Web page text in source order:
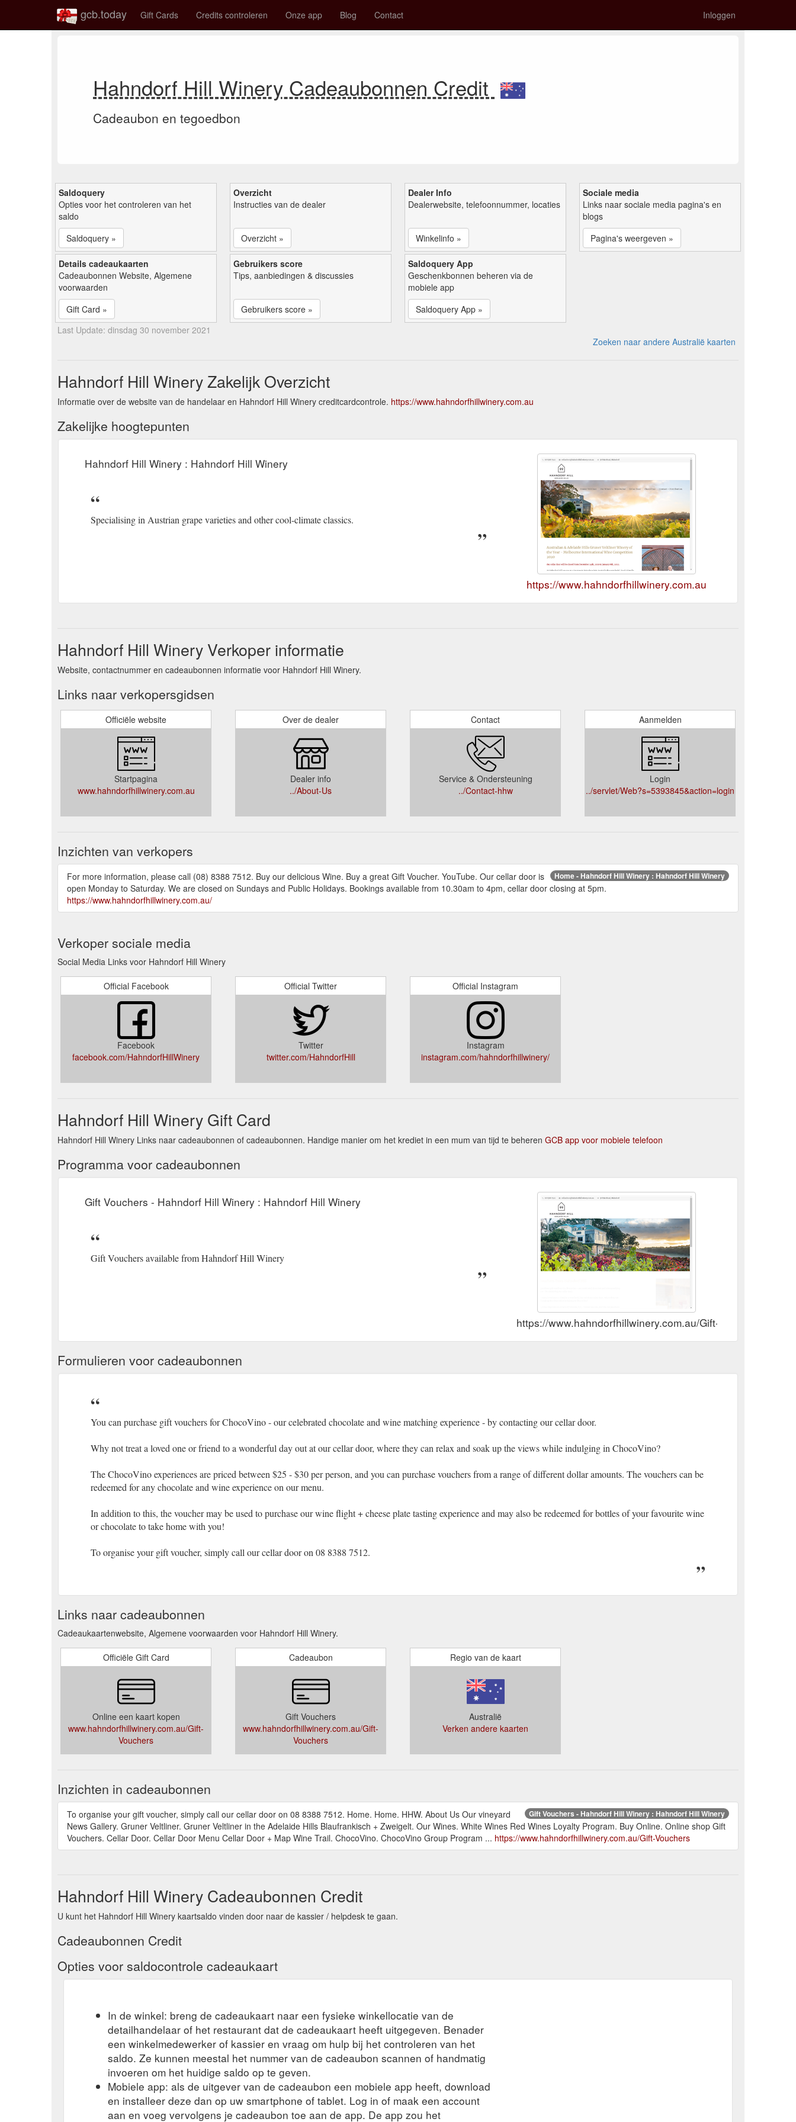
gcb.today Gift Cards Credits controleren Onze app Blog Contact Inloggen
Hahndorf Hill Winery Cadeaubonnen Credit
Cadeaubon en tegoedbon
Saldoquery
Opties voor het controleren van het
saldo
Saldoquery »
Overzicht
Instructies van de dealer
Overzicht »
Dealer Info
Dealerwebsite, telefoonnummer, locaties
Winkelinfo »
Sociale media
Links naar sociale media pagina's en
blogs
Pagina's weergeven »
Details cadeaukaarten
Cadeaubonnen Website, Algemene
voorwaarden
Gift Card »
Gebruikers score
Tips, aanbiedingen & discussies
Gebruikers score »
Saldoquery App
Geschenkbonnen beheren via de
mobiele app
Saldoquery App »
Last Update: dinsdag 30 november 2021
Zoeken naar andere Australië kaarten
Hahndorf Hill Winery Zakelijk Overzicht
Informatie over de website van de handelaar en Hahndorf Hill Winery creditcardcontrole. https://www.hahndorfhillwinery.com.au
Zakelijke hoogtepunten
Hahndorf Hill Winery : Hahndorf Hill Winery
Specialising in Austrian grape varieties and other cool-climate classics.
https://www.hahndorfhillwinery.com.au
Hahndorf Hill Winery Verkoper informatie
Website, contactnummer en cadeaubonnen informatie voor Hahndorf Hill Winery.
Links naar verkopersgidsen
Officiële website
Startpagina
www.hahndorfhillwinery.com.au
Over de dealer
Dealer info
../About-Us
Contact
Service & Ondersteuning
../Contact-hhw
Aanmelden
Login
../servlet/Web?s=5393845&action=login
Inzichten van verkopers
Home - Hahndorf Hill Winery : Hahndorf Hill Winery
For more information, please call (08) 8388 7512. Buy our delicious Wine. Buy a great Gift Voucher. YouTube. Our cellar door is
open Monday to Saturday. We are closed on Sundays and Public Holidays. Bookings available from 10.30am to 4pm, cellar door closing at 5pm.
https://www.hahndorfhillwinery.com.au/
Verkoper sociale media
Social Media Links voor Hahndorf Hill Winery
Official Facebook
Facebook
facebook.com/HahndorfHillWinery
Official Twitter
Twitter
twitter.com/HahndorfHill
Official Instagram
Instagram
instagram.com/hahndorfhillwinery/
Hahndorf Hill Winery Gift Card
Hahndorf Hill Winery Links naar cadeaubonnen of cadeaubonnen. Handige manier om het krediet in een mum van tijd te beheren GCB app voor mobiele telefoon
Programma voor cadeaubonnen
Gift Vouchers - Hahndorf Hill Winery : Hahndorf Hill Winery
Gift Vouchers available from Hahndorf Hill Winery
https://www.hahndorfhillwinery.com.au/Gift-Vouchers
Formulieren voor cadeaubonnen
You can purchase gift vouchers for ChocoVino - our celebrated chocolate and wine matching experience - by contacting our cellar door.
Why not treat a loved one or friend to a wonderful day out at our cellar door, where they can relax and soak up the views while indulging in ChocoVino?
The ChocoVino experiences are priced between $25 - $30 per person, and you can purchase vouchers from a range of different dollar amounts. The vouchers can be
redeemed for any chocolate and wine experience on our menu.
In addition to this, the voucher may be used to purchase our wine flight + cheese plate tasting experience and may also be redeemed for bottles of your favourite wine
or chocolate to take home with you!
To organise your gift voucher, simply call our cellar door on 08 8388 7512.
Links naar cadeaubonnen
Cadeaukaartenwebsite, Algemene voorwaarden voor Hahndorf Hill Winery.
Officiële Gift Card
Online een kaart kopen
www.hahndorfhillwinery.com.au/Gift-
Vouchers
Cadeaubon
Gift Vouchers
www.hahndorfhillwinery.com.au/Gift-
Vouchers
Regio van de kaart
Australië
Verken andere kaarten
Inzichten in cadeaubonnen
Gift Vouchers - Hahndorf Hill Winery : Hahndorf Hill Winery
To organise your gift voucher, simply call our cellar door on 08 8388 7512. Home. Home. HHW. About Us Our vineyard
News Gallery. Gruner Veltliner. Gruner Veltliner in the Adelaide Hills Blaufrankisch + Zweigelt. Our Wines. White Wines Red Wines Loyalty Program. Buy Online. Online shop Gift
Vouchers. Cellar Door. Cellar Door Menu Cellar Door + Map Wine Trail. ChocoVino. ChocoVino Group Program ... https://www.hahndorfhillwinery.com.au/Gift-Vouchers
Hahndorf Hill Winery Cadeaubonnen Credit
U kunt het Hahndorf Hill Winery kaartsaldo vinden door naar de kassier / helpdesk te gaan.
Cadeaubonnen Credit
Opties voor saldocontrole cadeaukaart
In de winkel: breng de cadeaukaart naar een fysieke winkellocatie van de
detailhandelaar of het restaurant dat de cadeaukaart heeft uitgegeven. Benader
een winkelmedewerker of kassier en vraag om hulp bij het controleren van het
saldo. Ze kunnen meestal het nummer van de cadeaubon scannen of handmatig
invoeren om het huidige saldo op te geven.
Mobiele app: als de uitgever van de cadeaubon een mobiele app heeft, download
en installeer deze dan op uw smartphone of tablet. Log in of maak een account
aan en voeg vervolgens je cadeaubon toe aan de app. De app zou het